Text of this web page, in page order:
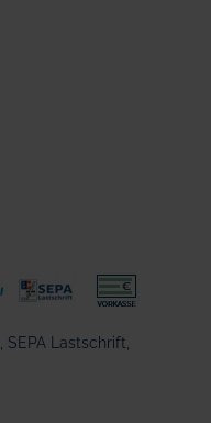
Lastschrift,